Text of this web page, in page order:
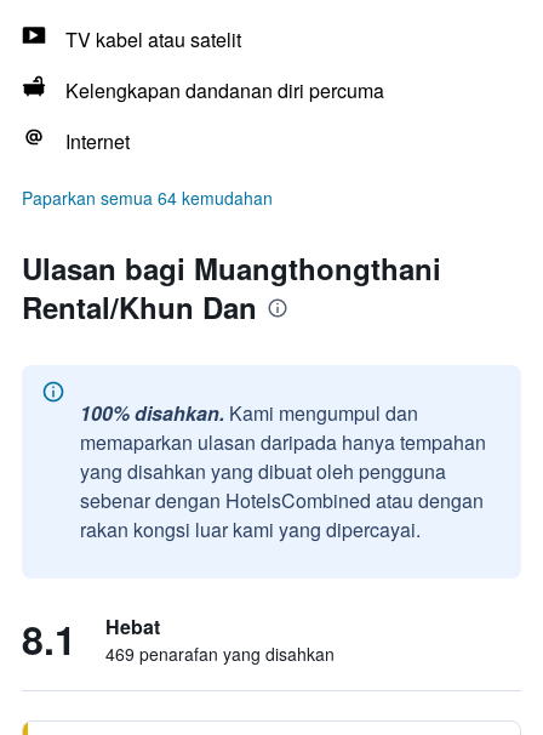
TV kabel atau satelit
Kelengkapan dandanan diri percuma
Internet
Paparkan semua 64 kemudahan
Ulasan bagi Muangthongthani
Rental/Khun Dan
100% disahkan. Kami mengumpul dan
memaparkan ulasan daripada hanya tempahan
yang disahkan yang dibuat oleh pengguna
sebenar dengan HotelsCombined atau dengan
rakan kongsi luar kami yang dipercayai.
8.1 Hebat
469 penarafan yang disahkan